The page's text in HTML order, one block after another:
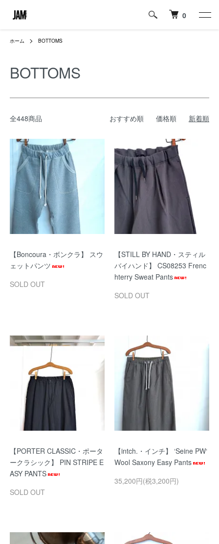
0
ホーム BOTTOMS
BOTTOMS
全448商品 おすすめ順 価格順 新着順
【Boncoura・ボンクラ】 スウ
ェットパンツ
SOLD OUT
【STILL BY HAND・スティル
バイハンド】 CS08253 Frenc
hterry Sweat Pants
SOLD OUT
【PORTER CLASSIC・ポータ
ークラシック】 PIN STRIPE E
ASY PANTS
SOLD OUT
【intch.・インチ】 ‘Seine PW‘
Wool Saxony Easy Pants
35,200円(税3,200円)